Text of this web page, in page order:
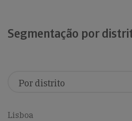
Segmentação por
Lisboa